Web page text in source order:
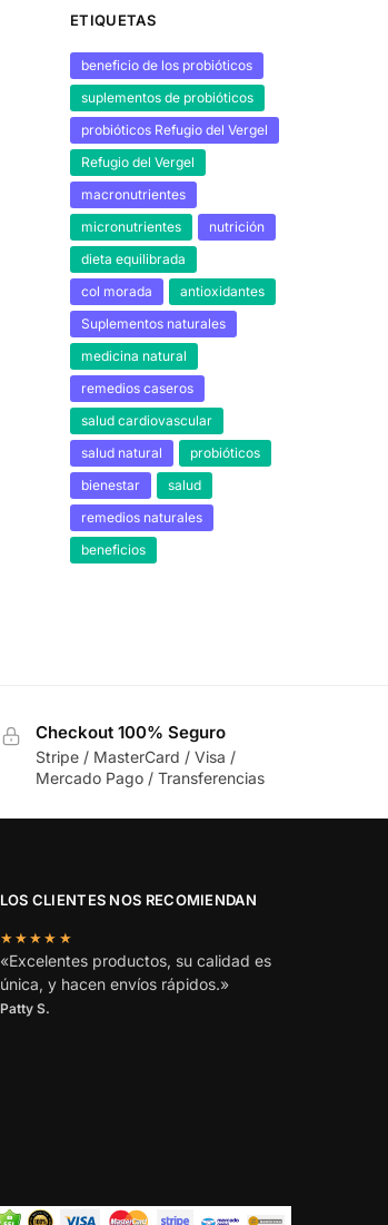
ETIQUETAS
beneficio de los probióticos
suplementos de probióticos
probióticos Refugio del Vergel
Refugio del Vergel
macronutrientes
micronutrientes
nutrición
dieta equilibrada
col morada
antioxidantes
Suplementos naturales
medicina natural
remedios caseros
salud cardiovascular
salud natural
probióticos
bienestar
salud
remedios naturales
beneficios
Checkout 100% Seguro
Stripe / MasterCard / Visa /
Mercado Pago / Transferencias
LOS CLIENTES NOS RECOMIENDAN
★★★★★
«Excelentes productos, su calidad es
única, y hacen envíos rápidos.»
Patty S.